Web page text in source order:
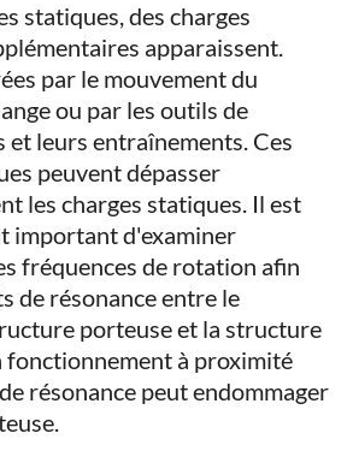
statiques, des charges
apparaissent.
par le mouvement du
ou par les outils de
et leurs entraînements. Ces
peuvent dépasser
les charges statiques. Il est
important d'examiner
fréquences de rotation afin
de résonance entre le
porteuse et la structure
fonctionnement à proximité
résonance peut endommager